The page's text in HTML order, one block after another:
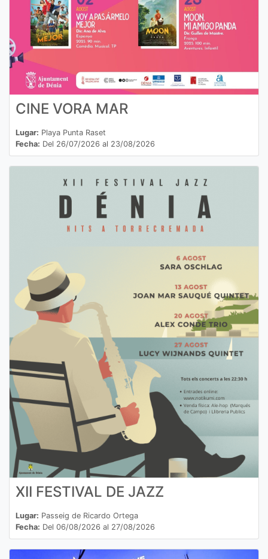
CINE VORA MAR
Lugar: Playa Punta Raset
Fecha: Del 26/07/2026 al 23/08/2026
XII FESTIVAL DE JAZZ
Lugar: Passeig de Ricardo Ortega
Fecha: Del 06/08/2026 al 27/08/2026